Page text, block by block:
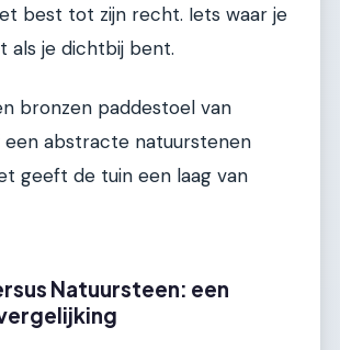
best tot zijn recht. Iets waar je
als je dichtbij bent.
bronzen paddestoel van
een abstracte natuurstenen
geeft de tuin een laag van
Natuursteen: een